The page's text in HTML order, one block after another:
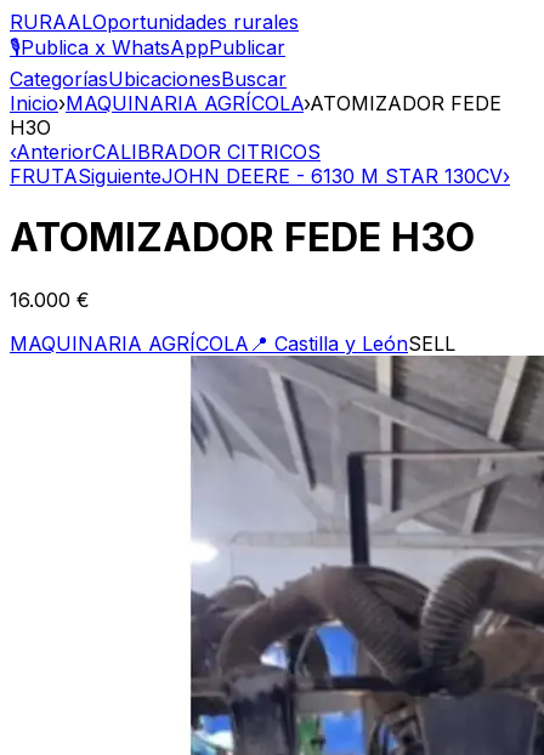
RURAALOportunidades rurales
🎙️Publica x WhatsAppPublicar
CategoríasUbicacionesBuscar
Inicio›MAQUINARIA AGRÍCOLA›ATOMIZADOR FEDE
H3O
‹AnteriorCALIBRADOR CITRICOS
FRUTASiguienteJOHN DEERE - 6130 M STAR 130CV›
ATOMIZADOR FEDE H3O
16.000 €
MAQUINARIA AGRÍCOLA 📍 Castilla y LeónSELL